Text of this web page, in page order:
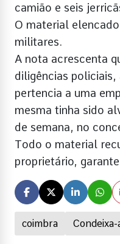
coimbra Condeixa-
camião e seis
O material
militares.
A nota acrescenta
diligências policiais,
pertencia a uma
mesma tinha sido
de semana, no
Todo o material
proprietário, garante